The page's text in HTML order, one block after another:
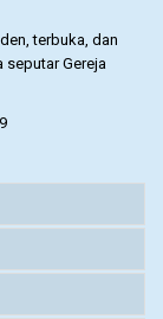
terbuka, dan
seputar Gereja